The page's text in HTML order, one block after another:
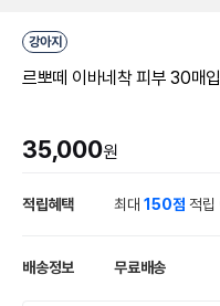
강아지
르뽀떼 이바네착 피부 30매입
35,000원
적립혜택 최대150점 적립
배송정보 무료배송